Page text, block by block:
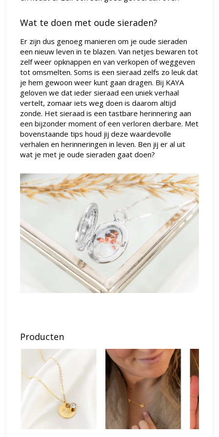
Wat te doen met oude sieraden?
Er zijn dus genoeg manieren om je oude sieraden
een nieuw leven in te blazen. Van netjes bewaren tot
zelf weer opknappen en van verkopen of weggeven
tot omsmelten. Soms is een sieraad zelfs zo leuk dat
je hem gewoon weer kunt gaan dragen. Bij KAYA
geloven we dat ieder sieraad een uniek verhaal
vertelt, zomaar iets weg doen is daarom altijd
zonde. Het sieraad is een tastbare herinnering aan
een bijzonder moment of een verloren dierbare. Met
bovenstaande tips houd jij deze waardevolle
verhalen en herinneringen in leven. Ben jij er al uit
wat je met je oude sieraden gaat doen?
Producten